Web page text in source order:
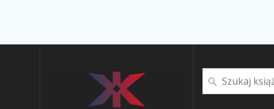
Szukaj